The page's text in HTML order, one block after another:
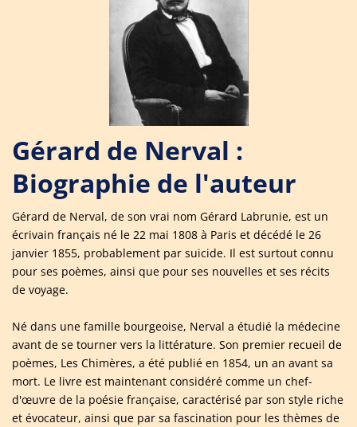
Gérard de Nerval :
Biographie de l'auteur
Gérard de Nerval, de son vrai nom Gérard Labrunie, est un
écrivain français né le 22 mai 1808 à Paris et décédé le 26
janvier 1855, probablement par suicide. Il est surtout connu
pour ses poèmes, ainsi que pour ses nouvelles et ses récits
de voyage.
Né dans une famille bourgeoise, Nerval a étudié la médecine
avant de se tourner vers la littérature. Son premier recueil de
poèmes, Les Chimères, a été publié en 1854, un an avant sa
mort. Le livre est maintenant considéré comme un chef-
d'œuvre de la poésie française, caractérisé par son style riche
et évocateur, ainsi que par sa fascination pour les thèmes de